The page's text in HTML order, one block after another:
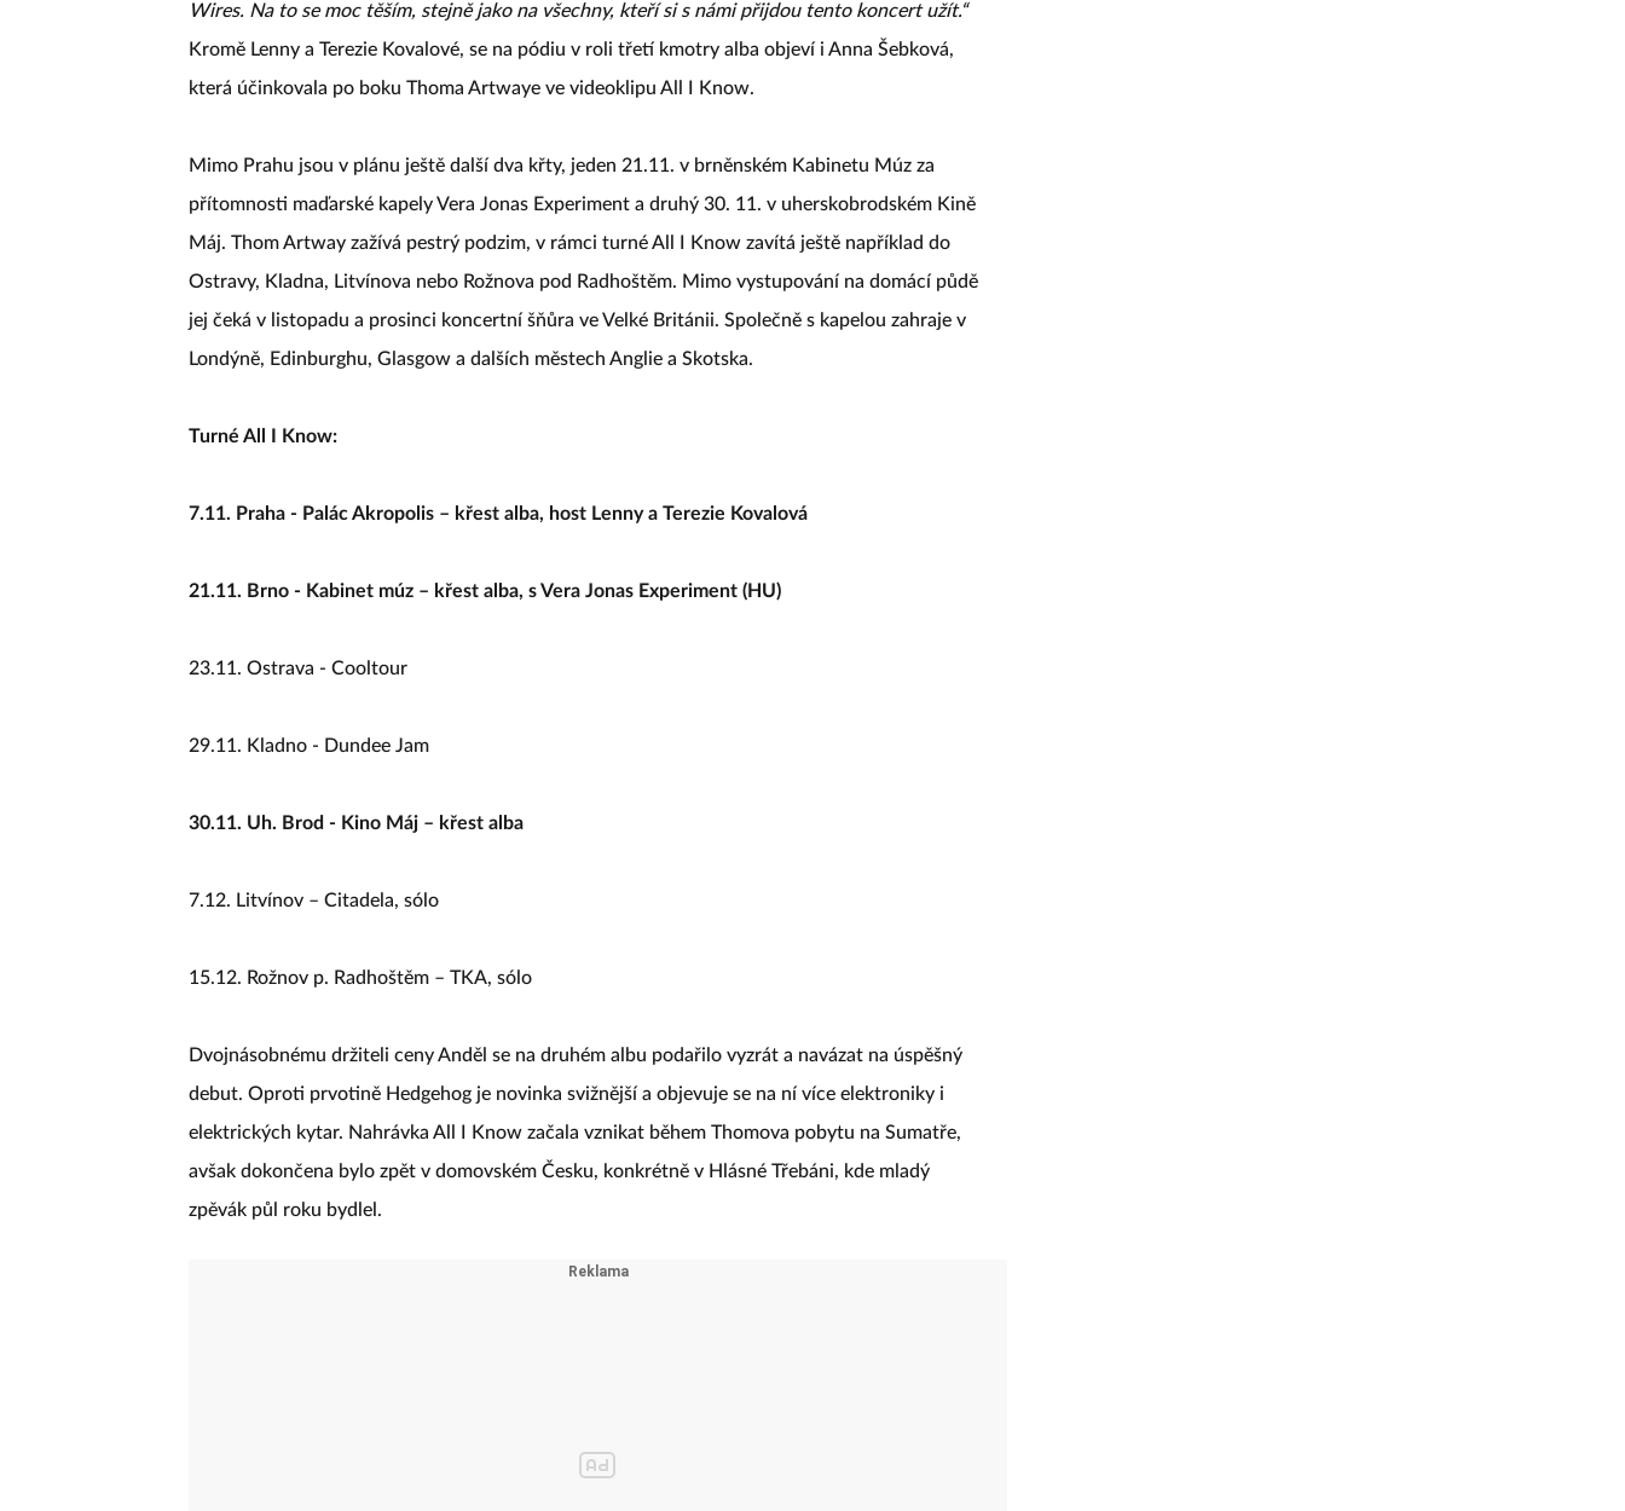
Wires. Na to se moc těším, stejně jako na všechny, kteří si s námi přijdou tento koncert užít.“
Kromě Lenny a Terezie Kovalové, se na pódiu v roli třetí kmotry alba objeví i Anna Šebková,
která účinkovala po boku Thoma Artwaye ve videoklipu All I Know.
Mimo Prahu jsou v plánu ještě další dva křty, jeden 21.11. v brněnském Kabinetu Múz za
přítomnosti maďarské kapely Vera Jonas Experiment a druhý 30. 11. v uherskobrodském Kině
Máj. Thom Artway zažívá pestrý podzim, v rámci turné All I Know zavítá ještě například do
Ostravy, Kladna, Litvínova nebo Rožnova pod Radhoštěm. Mimo vystupování na domácí půdě
jej čeká v listopadu a prosinci koncertní šňůra ve Velké Británii. Společně s kapelou zahraje v
Londýně, Edinburghu, Glasgow a dalších městech Anglie a Skotska.
Turné All I Know:
7.11. Praha - Palác Akropolis – křest alba, host Lenny a Terezie Kovalová
21.11. Brno - Kabinet múz – křest alba, s Vera Jonas Experiment (HU)
23.11. Ostrava - Cooltour
29.11. Kladno - Dundee Jam
30.11. Uh. Brod - Kino Máj – křest alba
7.12. Litvínov – Citadela, sólo
15.12. Rožnov p. Radhoštěm – TKA, sólo
Dvojnásobnému držiteli ceny Anděl se na druhém albu podařilo vyzrát a navázat na úspěšný
debut. Oproti prvotině Hedgehog je novinka svižnější a objevuje se na ní více elektroniky i
elektrických kytar. Nahrávka All I Know začala vznikat během Thomova pobytu na Sumatře,
avšak dokončena bylo zpět v domovském Česku, konkrétně v Hlásné Třebáni, kde mladý
zpěvák půl roku bydlel.